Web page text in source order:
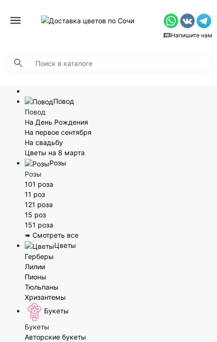
Напишите нам
Повод
Повод
На День Рождения
На первое сентября
На свадьбу
Цветы на 8 марта
Розы
Розы
101 роза
11 роз
121 роза
15 роз
151 роза
➠ Смотреть все
Цветы
Герберы
Лилии
Пионы
Тюльпаны
Хризантемы
Букеты
Букеты
Авторские букеты